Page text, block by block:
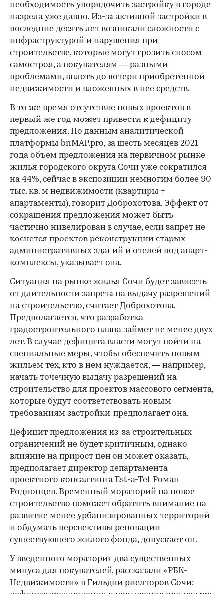
необходимость упорядочить застройку в городе
назрела уже давно. Из-за активной застройки в
последние десять лет возникали сложности с
инфраструктурой и нарушения при
строительстве, которые могут грозить сносом
самостроя, а покупателям — разными
проблемами, вплоть до потери приобретенной
недвижимости и вложенных в нее средств.
В то же время отсутствие новых проектов в
первый же год может привести к дефициту
предложения. По данным аналитической
платформы bnMAP.pro, за шесть месяцев 2021
года объем предложения на первичном рынке
жилья городского округа Сочи уже сократился
на 44%, сейчас в экспозиции немногим более 90
тыс. кв. м недвижимости (квартиры +
апартаменты), говорит Доброхотова. Эффект от
сокращения предложения может быть
частично нивелирован в случае, если запрет не
коснется проектов реконструкции старых
административных зданий и отелей под апарт-
комплексы, указывает она.
Ситуация на рынке жилья Сочи будет зависеть
от длительности запрета на выдачу разрешений
на строительство, считает Доброхотова.
Предполагается, что разработка
градостроительного планазаймет не менее двух
лет. В случае дефицита власти могут пойти на
специальные меры, чтобы обеспечить новым
жильем тех, кто в нем нуждается, — например,
начать точечную выдачу разрешений на
строительство для проектов массового сегмента,
которые будут соответствовать новым
требованиям застройки, предполагает она.
Дефицит предложения из-за строительных
ограничений не будет критичным, однако
влияние на прирост цен он может оказать,
предполагает директор департамента
проектного консалтинга Est-a-Tet Роман
Родионцев. Временный мораторий на новое
строительство поможет обратить внимание на
развитие менее урбанизированных территорий
и обдумать перспективы реновации
существующего жилого фонда, допускает он.
У введенного моратория два существенных
минуса для покупателей, рассказали «РБК-
Недвижимости» в Гильдии риелторов Сочи: